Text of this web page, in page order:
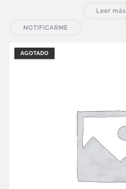
Leer más
NOTIFICARME
AGOTADO